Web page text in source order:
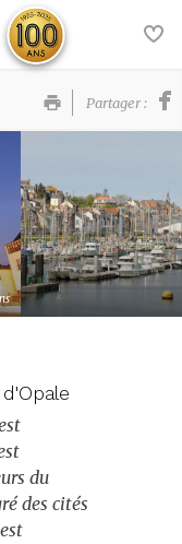
Partager :
du
des cités